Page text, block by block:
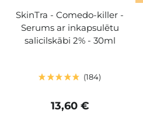
SkinTra - Comedo-killer -
Serums ar inkapsulētu
salicilskābi 2% - 30ml
184
13,60 €